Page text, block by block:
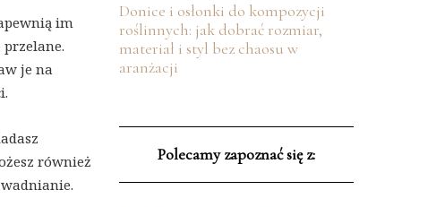
im
je na
również
Donice i osłonki do kompozycji
roślinnych: jak dobrać rozmiar,
materiał i styl bez chaosu w
aranżacji
Polecamy zapoznać się z: